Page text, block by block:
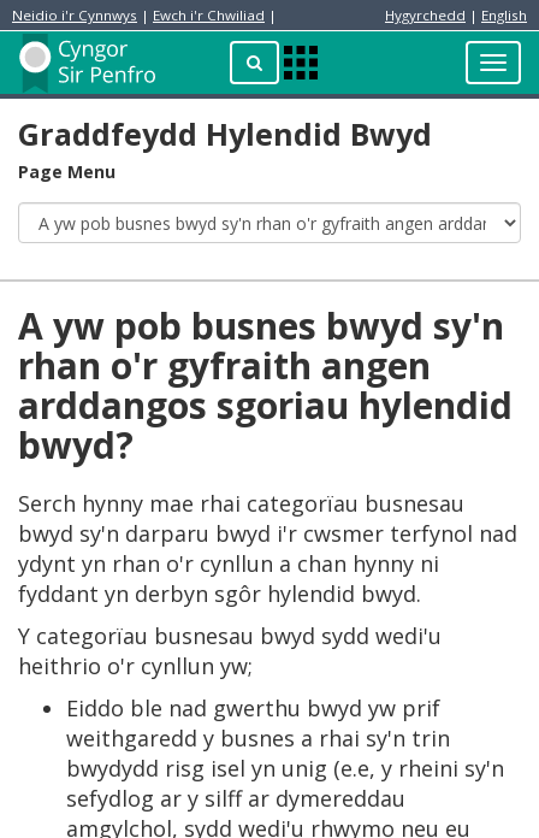
Neidio i'r Cynnwys | Ewch i'r Chwiliad | Hygyrchedd | English
ChwilioApps
Menu
Preswylydd
Graddfeydd Hylendid Bwyd
Page Menu
A yw pob busnes bwyd sy'n
rhan o'r gyfraith angen
arddangos sgoriau hylendid
bwyd?
Serch hynny mae rhai categorïau busnesau
bwyd sy'n darparu bwyd i'r cwsmer terfynol nad
ydynt yn rhan o'r cynllun a chan hynny ni
fyddant yn derbyn sgôr hylendid bwyd.
Y categorïau busnesau bwyd sydd wedi'u
heithrio o'r cynllun yw;
Eiddo ble nad gwerthu bwyd yw prif
weithgaredd y busnes a rhai sy'n trin
bwydydd risg isel yn unig (e.e, y rheini sy'n
sefydlog ar y silff ar dymereddau
amgylchol, sydd wedi'u rhwymo neu eu